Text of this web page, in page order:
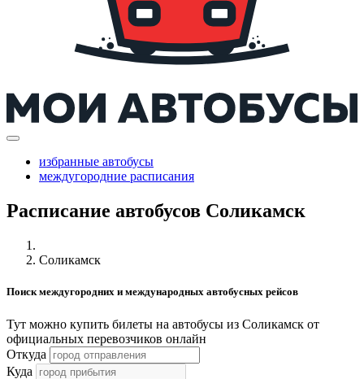
избранные автобусы
междугородние расписания
Расписание автобусов Соликамск
Соликамск
Поиск междугородних и международных автобусных рейсов
Тут можно купить билеты на автобусы из Соликамск от
официальных перевозчиков онлайн
Откуда
Куда